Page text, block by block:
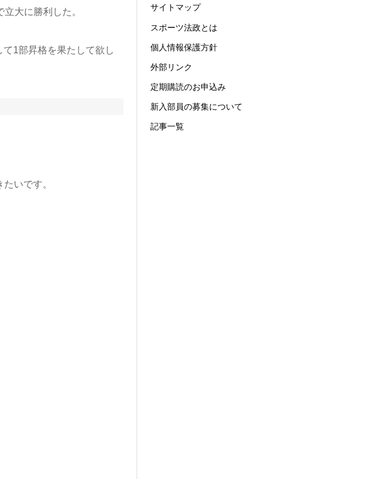
大に勝利した。
1部昇格を果たして欲し
いです。
サイトマップ
スポーツ法政とは
個人情報保護方針
外部リンク
定期購読のお申込み
新入部員の募集について
記事一覧